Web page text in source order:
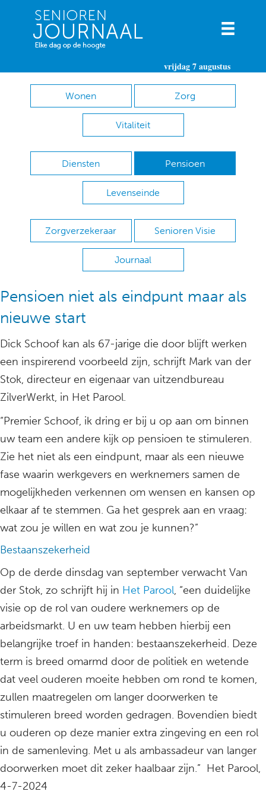
vrijdag 7 augustus
Wonen Zorg
Vitaliteit
Diensten Pensioen
Levenseinde
Zorgverzekeraar Senioren Visie
Journaal
Pensioen niet als eindpunt maar als
nieuwe start
Dick Schoof kan als 67-jarige die door blijft werken
een inspirerend voorbeeld zijn, schrijft Mark van der
Stok, directeur en eigenaar van uitzendbureau
ZilverWerkt, in Het Parool.
“Premier Schoof, ik dring er bij u op aan om binnen
uw team een andere kijk op pensioen te stimuleren.
Zie het niet als een eindpunt, maar als een nieuwe
fase waarin werkgevers en werknemers samen de
mogelijkheden verkennen om wensen en kansen op
elkaar af te stemmen. Ga het gesprek aan en vraag:
wat zou je willen en wat zou je kunnen?”
Bestaanszekerheid
Op de derde dinsdag van september verwacht Van
der Stok, zo schrijft hij in Het Parool, “een duidelijke
visie op de rol van oudere werknemers op de
arbeidsmarkt. U en uw team hebben hierbij een
belangrijke troef in handen: bestaanszekerheid. Deze
term is breed omarmd door de politiek en wetende
dat veel ouderen moeite hebben om rond te komen,
zullen maatregelen om langer doorwerken te
stimuleren breed worden gedragen. Bovendien biedt
u ouderen op deze manier extra zingeving en een rol
in de samenleving. Met u als ambassadeur van langer
doorwerken moet dit zeker haalbaar zijn.” Het Parool,
4-7-2024